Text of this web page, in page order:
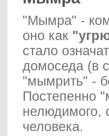
"Мымра" -
оно как
стало
домоседа (в
"мымрить" -
Постепенно
нелюдимого,
человека.